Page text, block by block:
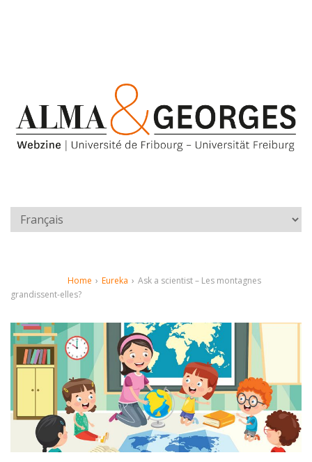
Home › Eureka › Ask a scientist – Les montagnes
grandissent-elles?